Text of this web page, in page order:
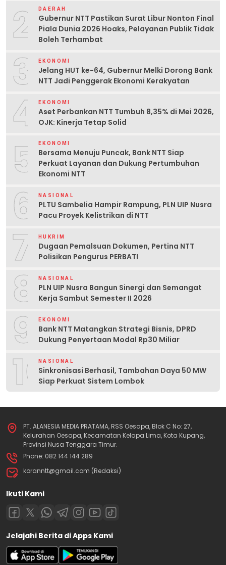
2 DAERAH
Gubernur NTT Pastikan Surat Libur Nonton Final
Piala Dunia 2026 Hoaks, Pelayanan Publik Tidak
Boleh Terhambat
3 EKONOMI
Jelang HUT ke-64, Gubernur Melki Dorong Bank
NTT Jadi Penggerak Ekonomi Kerakyatan
4 EKONOMI
Aset Perbankan NTT Tumbuh 8,35% di Mei 2026,
OJK: Kinerja Tetap Solid
5 EKONOMI
Bersama Menuju Puncak, Bank NTT Siap
Perkuat Layanan dan Dukung Pertumbuhan
Ekonomi NTT
6 NASIONAL
PLTU Sambelia Hampir Rampung, PLN UIP Nusra
Pacu Proyek Kelistrikan di NTT
7 HUKRIM
Dugaan Pemalsuan Dokumen, Pertina NTT
Polisikan Pengurus PERBATI
8 NASIONAL
PLN UIP Nusra Bangun Sinergi dan Semangat
Kerja Sambut Semester II 2026
9 EKONOMI
Bank NTT Matangkan Strategi Bisnis, DPRD
Dukung Penyertaan Modal Rp30 Miliar
10NASIONAL
Sinkronisasi Berhasil, Tambahan Daya 50 MW
Siap Perkuat Sistem Lombok
PT. ALANESIA MEDIA PRATAMA, RSS Oesapa, Blok C No: 27,
Kelurahan Oesapa, Kecamatan Kelapa Lima, Kota Kupang,
Provinsi Nusa Tenggara Timur.
Phone: 082 144 144 289
koranntt@gmail.com (Redaksi)
Ikuti Kami
Jelajahi Berita di Apps Kami